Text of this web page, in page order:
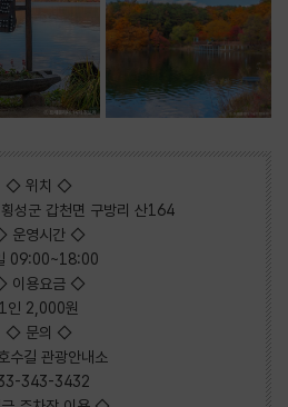
◇ 위치 ◇
성군 갑천면 구방리 산164
운영시간 ◇
09:00~18:00
이용요금 ◇
1인 2,000원
◇ 문의 ◇
수길 관광안내소
343-3432